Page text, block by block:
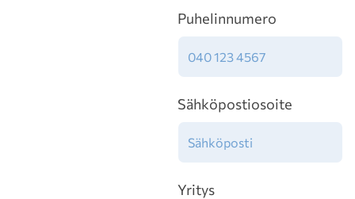
Puhelinnumero
Sähköpostiosoite
Yritys